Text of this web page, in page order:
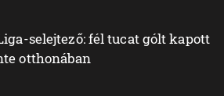
selejtező: fél tucat gólt kapott
otthonában